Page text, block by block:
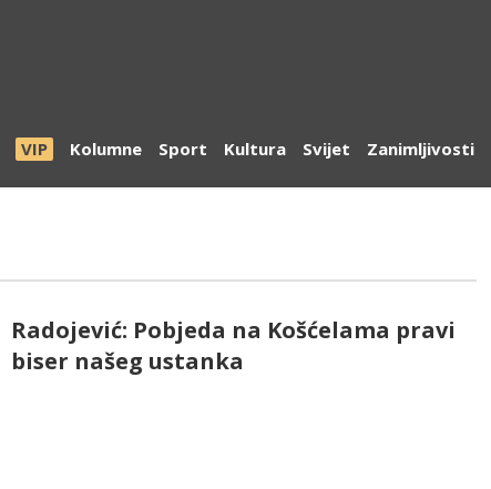
VIP Kolumne Sport Kultura Svijet Zanimljivosti
Radojević: Pobjeda na Košćelama pravi
biser našeg ustanka